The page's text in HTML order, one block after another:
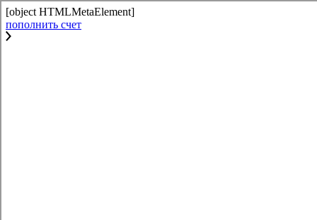
[object HTMLMetaElement]
пополнить счет